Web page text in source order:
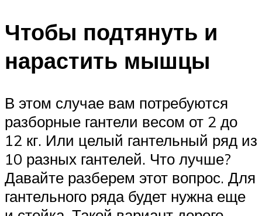
Чтобы подтянуть и
нарастить мышцы
В этом случае вам потребуются
разборные гантели весом от 2 до
12 кг. Или целый гантельный ряд из
10 разных гантелей. Что лучше?
Давайте разберем этот вопрос. Для
гантельного ряда будет нужна еще